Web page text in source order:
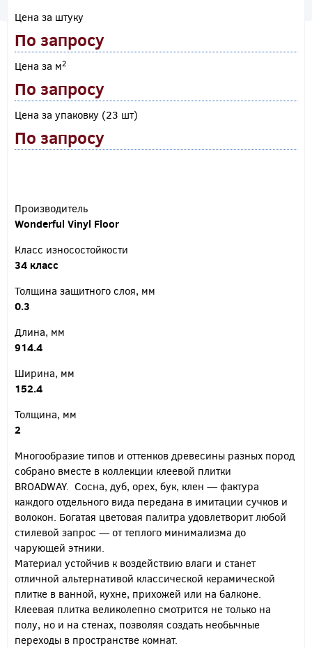
Цена за штуку
По запросу
Цена за м2
По запросу
Цена за упаковку (23 шт)
По запросу
Производитель
Wonderful Vinyl Floor
Класс износостойкости
34 класс
Толщина защитного слоя, мм
0.3
Длина, мм
914.4
Ширина, мм
152.4
Толщина, мм
2
Многообразие типов и оттенков древесины разных пород
собрано вместе в коллекции клеевой плитки
BROADWAY. Сосна, дуб, орех, бук, клен — фактура
каждого отдельного вида передана в имитации сучков и
волокон. Богатая цветовая палитра удовлетворит любой
стилевой запрос — от теплого минимализма до
чарующей этники.
Материал устойчив к воздействию влаги и станет
отличной альтернативой классической керамической
плитке в ванной, кухне, прихожей или на балконе.
Клеевая плитка великолепно смотрится не только на
полу, но и на стенах, позволяя создать необычные
переходы в пространстве комнат.